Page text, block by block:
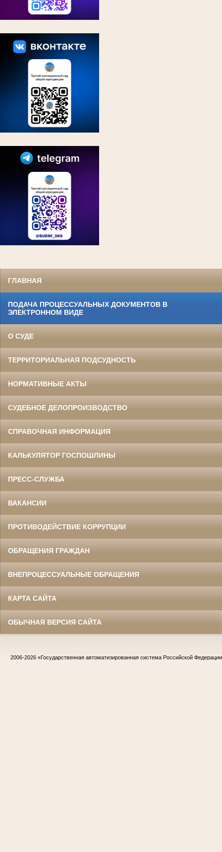
ГЛАВНАЯ
ПОДАЧА ПРОЦЕССУАЛЬНЫХ ДОКУМЕНТОВ В
ЭЛЕКТРОННОМ ВИДЕ
О СУДЕ
ТЕРРИТОРИАЛЬНАЯ ПОДСУДНОСТЬ
НОРМАТИВНЫЕ АКТЫ
СУДЕБНОЕ ДЕЛОПРОИЗВОДСТВО
СПРАВОЧНАЯ ИНФОРМАЦИЯ
КАЛЬКУЛЯТОР ГОСПОШЛИНЫ
ПРЕСС-СЛУЖБА
ВАКАНСИИ
ПРОТИВОДЕЙСТВИЕ КОРРУПЦИИ
ОБРАЩЕНИЯ ГРАЖДАН
ВНЕПРОЦЕССУАЛЬНЫЕ ОБРАЩЕНИЯ
КАРТА САЙТА
ОБЫЧНАЯ ВЕРСИЯ САЙТА
2006-2026 «Государственная автоматизированная система Российской